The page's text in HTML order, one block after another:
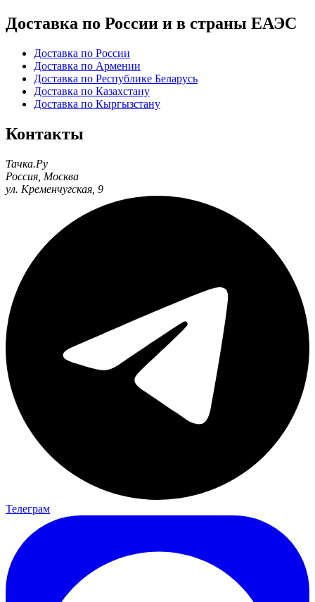
Доставка по России и в страны ЕАЭС
Доставка по России
Доставка по Армении
Доставка по Республике Беларусь
Доставка по Казахстану
Доставка по Кыргызстану
Контакты
Тачка.Ру
Россия Москва
ул. Кременчугская, 9
Телеграм